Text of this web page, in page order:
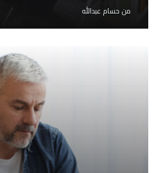
من حسام عبدالله